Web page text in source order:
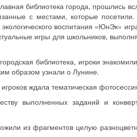
библиотека города, прошлись
с местами, которые
воспитания «ЮнЭк»
игры для школьников,
библиотека, игроки
образом узнали о Лунине.
ждала тематическая
выполненных заданий и
из фрагментов целую